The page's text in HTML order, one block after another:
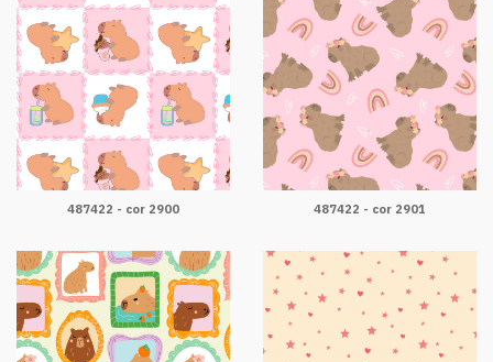
487422 - cor 2900 487422 - cor 2901